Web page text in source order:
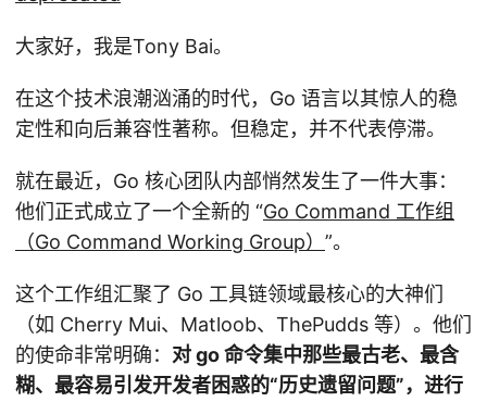
大家好，我是Tony Bai。
在这个技术浪潮汹涌的时代，Go 语言以其惊人的稳
定性和向后兼容性著称。但稳定，并不代表停滞。
就在最近，Go 核心团队内部悄然发生了一件大事：
他们正式成立了一个全新的 “Go Command 工作组
（Go Command Working Group） ”。
这个工作组汇聚了 Go 工具链领域最核心的大神们
（如 Cherry Mui、Matloob、ThePudds 等）。他们
的使命非常明确： 对 go 命令集中那些最古老、最含
糊、最容易引发开发者困惑的“历史遗留问题”，进行